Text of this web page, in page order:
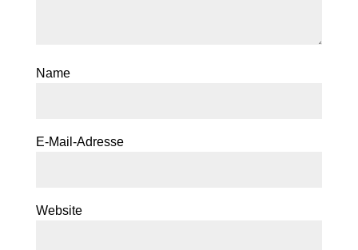
Name
E-Mail-Adresse
Website